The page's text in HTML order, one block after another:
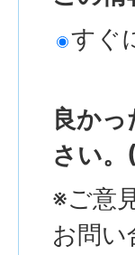
すぐ
良か
さい
※ご意
お問